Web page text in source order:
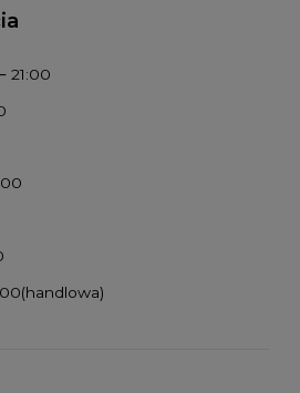
21:00
(handlowa)